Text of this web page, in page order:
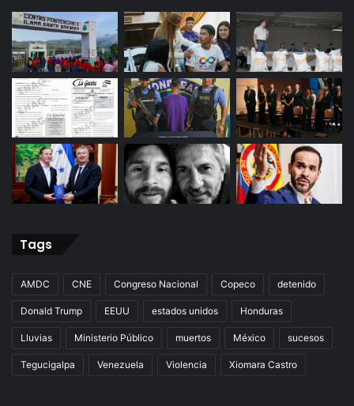
Tags
AMDC CNE Congreso Nacional Copeco detenido
Donald Trump EEUU estados unidos Honduras
Lluvias Ministerio Público muertos México sucesos
Tegucigalpa Venezuela Violencia Xiomara Castro